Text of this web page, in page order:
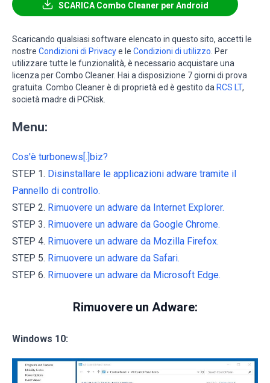
SCARICA Combo Cleaner per Android
Scaricando qualsiasi software elencato in questo sito, accetti le
nostre Condizioni di Privacye le Condizioni di utilizzo . Per
utilizzare tutte le funzionalità, è necessario acquistare una
licenza per Combo Cleaner. Hai a disposizione 7 giorni di prova
gratuita. Combo Cleaner è di proprietà ed è gestito da RCS LT,
società madre di PCRisk.
Menu:
Cos'è turbonews[.]biz?
STEP 1. Disinstallare le applicazioni adware tramite il
Pannello di controllo.
STEP 2. Rimuovere un adware da Internet Explorer.
STEP 3. Rimuovere un adware da Google Chrome.
STEP 4. Rimuovere un adware da Mozilla Firefox.
STEP 5. Rimuovere un adware da Safari.
STEP 6. Rimuovere un adware da Microsoft Edge.
Rimuovere un Adware:
Windows 10: